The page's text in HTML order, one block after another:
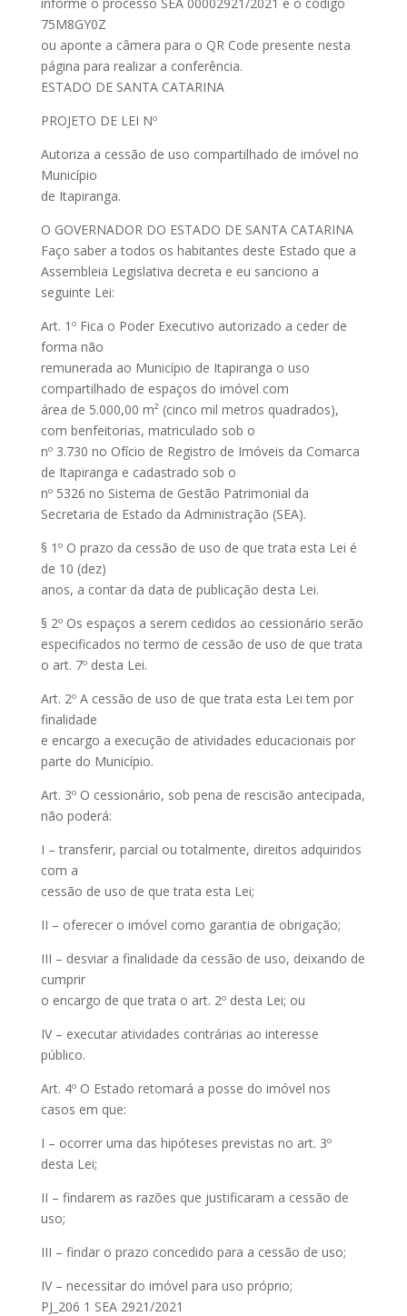
75M8GY0Z
ou aponte a câmera para o QR Code presente nesta
página para realizar a conferência.
ESTADO DE SANTA CATARINA
PROJETO DE LEI Nº
Autoriza a cessão de uso compartilhado de imóvel no
Município
de Itapiranga.
O GOVERNADOR DO ESTADO DE SANTA CATARINA
Faço saber a todos os habitantes deste Estado que a
Assembleia Legislativa decreta e eu sanciono a
seguinte Lei:
Art. 1º Fica o Poder Executivo autorizado a ceder de
forma não
remunerada ao Município de Itapiranga o uso
compartilhado de espaços do imóvel com
área de 5.000,00 m² (cinco mil metros quadrados),
com benfeitorias, matriculado sob o
nº 3.730 no Ofício de Registro de Imóveis da Comarca
de Itapiranga e cadastrado sob o
nº 5326 no Sistema de Gestão Patrimonial da
Secretaria de Estado da Administração (SEA).
§ 1º O prazo da cessão de uso de que trata esta Lei é
de 10 (dez)
anos, a contar da data de publicação desta Lei.
§ 2º Os espaços a serem cedidos ao cessionário serão
especificados no termo de cessão de uso de que trata
o art. 7º desta Lei.
Art. 2º A cessão de uso de que trata esta Lei tem por
finalidade
e encargo a execução de atividades educacionais por
parte do Município.
Art. 3º O cessionário, sob pena de rescisão antecipada,
não poderá:
I – transferir, parcial ou totalmente, direitos adquiridos
com a
cessão de uso de que trata esta Lei;
II – oferecer o imóvel como garantia de obrigação;
III – desviar a finalidade da cessão de uso, deixando de
cumprir
o encargo de que trata o art. 2º desta Lei; ou
IV – executar atividades contrárias ao interesse
público.
Art. 4º O Estado retomará a posse do imóvel nos
casos em que:
I – ocorrer uma das hipóteses previstas no art. 3º
desta Lei;
II – findarem as razões que justificaram a cessão de
uso;
III – findar o prazo concedido para a cessão de uso;
IV – necessitar do imóvel para uso próprio;
PJ_206 1 SEA 2921/2021